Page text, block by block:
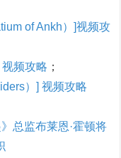
of Ankh）]视频攻
频攻略 ；
）] 视频攻略
总监布莱恩·霍顿将